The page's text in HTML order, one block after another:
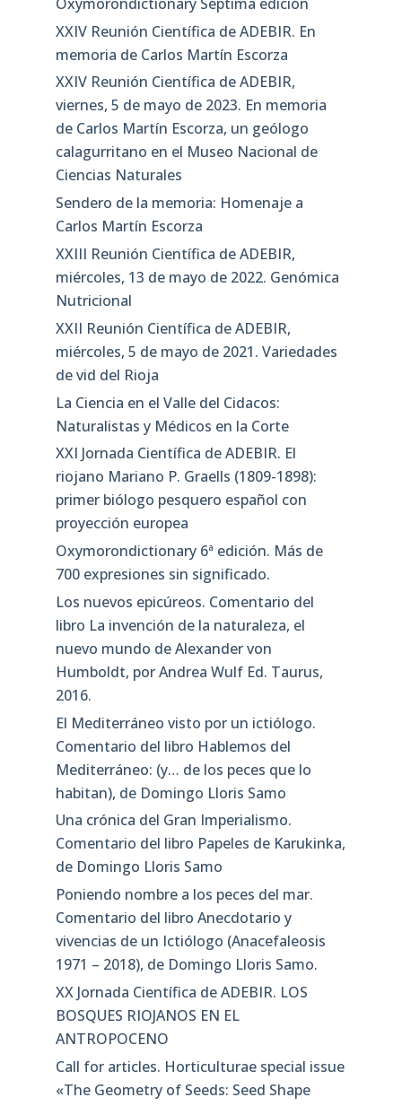
XXIV Reunión Científica de ADEBIR. En
memoria de Carlos Martín Escorza
XXIV Reunión Científica de ADEBIR,
viernes, 5 de mayo de 2023. En memoria
de Carlos Martín Escorza, un geólogo
calagurritano en el Museo Nacional de
Ciencias Naturales
Sendero de la memoria: Homenaje a
Carlos Martín Escorza
XXIII Reunión Científica de ADEBIR,
miércoles, 13 de mayo de 2022. Genómica
Nutricional
XXII Reunión Científica de ADEBIR,
miércoles, 5 de mayo de 2021. Variedades
de vid del Rioja
La Ciencia en el Valle del Cidacos:
Naturalistas y Médicos en la Corte
XXI Jornada Científica de ADEBIR. El
riojano Mariano P. Graells (1809-1898):
primer biólogo pesquero español con
proyección europea
Oxymorondictionary 6ª edición. Más de
700 expresiones sin significado.
Los nuevos epicúreos. Comentario del
libro La invención de la naturaleza, el
nuevo mundo de Alexander von
Humboldt, por Andrea Wulf Ed. Taurus,
2016.
El Mediterráneo visto por un ictiólogo.
Comentario del libro Hablemos del
Mediterráneo: (y… de los peces que lo
habitan), de Domingo Lloris Samo
Una crónica del Gran Imperialismo.
Comentario del libro Papeles de Karukinka,
de Domingo Lloris Samo
Poniendo nombre a los peces del mar.
Comentario del libro Anecdotario y
vivencias de un Ictiólogo (Anacefaleosis
1971 – 2018), de Domingo Lloris Samo.
XX Jornada Científica de ADEBIR. LOS
BOSQUES RIOJANOS EN EL
ANTROPOCENO
Call for articles. Horticulturae special issue
«The Geometry of Seeds: Seed Shape